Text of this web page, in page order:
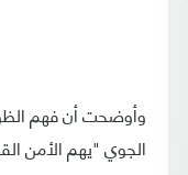
وأوضحت أن فهم
الجوي "يهم الأمن